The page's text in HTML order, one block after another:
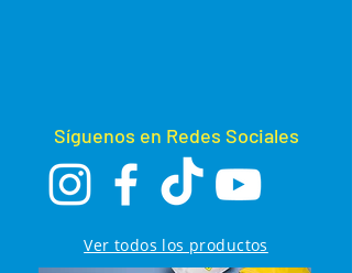
Síguenos en Redes Sociales
Ver todos los productos